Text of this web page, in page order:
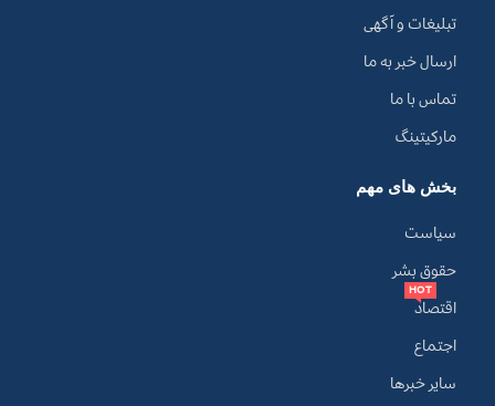
تبلیغات و آگهی
ارسال خبر به ما
تماس با ما
مارکیتینگ
بخش های مهم
سیاست
حقوق بشر
اقتصاد
HOT
اجتماع
سایر خبرها